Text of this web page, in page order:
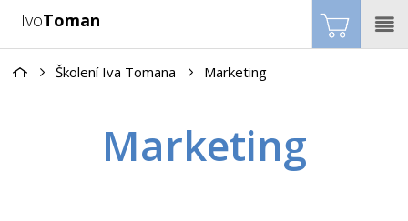
IvoToman
Školení Iva Tomana Marketing
Marketing